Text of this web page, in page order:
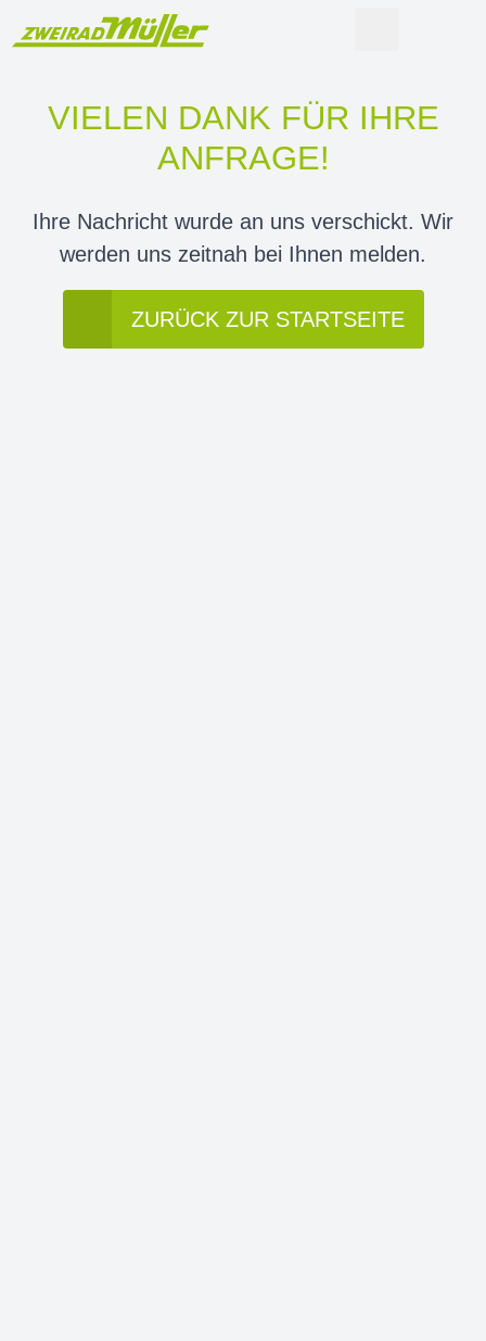
VIELEN DANK FÜR IHRE
ANFRAGE!
Ihre Nachricht wurde an uns verschickt. Wir
werden uns zeitnah bei Ihnen melden.
ZURÜCK ZUR STARTSEITE